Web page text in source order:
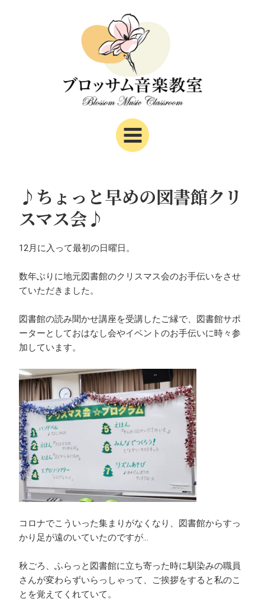
Main
Menu
♪ちょっと早めの図書館クリ
スマス会♪
12月に入って最初の日曜日。
数年ぶりに地元図書館のクリスマス会のお手伝いをさせ
ていただきました。
図書館の読み聞かせ講座を受講したご縁で、図書館サポ
ーターとしておはなし会やイベントのお手伝いに時々参
加しています。
コロナでこういった集まりがなくなり、図書館からすっ
かり足が遠のいていたのですが…
秋ごろ、ふらっと図書館に立ち寄った時に馴染みの職員
さんが変わらずいらっしゃって、ご挨拶をすると私のこ
とを覚えてくれていて。